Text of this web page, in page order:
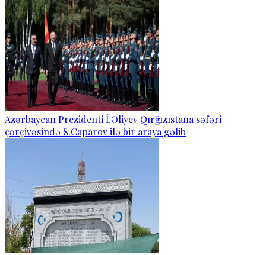
Azərbaycan Prezidenti İ.Əliyev Qırğızıstana səfəri
çərçivəsində S.Caparov ilə bir araya gəlib